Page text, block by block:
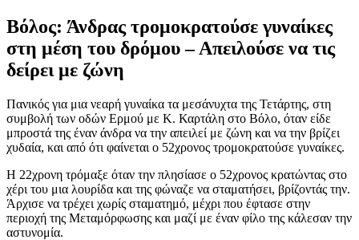
Βόλος: Άνδρας τρομοκρατούσε γυναίκες
στη μέση του δρόμου – Απειλούσε να τις
δείρει με ζώνη
Πανικός για μια νεαρή γυναίκα τα μεσάνυχτα της Τετάρτης, στη
συμβολή των οδών Ερμού με Κ. Καρτάλη στο Βόλο, όταν είδε
μπροστά της έναν άνδρα να την απειλεί με ζώνη και να την βρίζει
χυδαία, και από ότι φαίνεται ο 52χρονος τρομοκρατούσε γυναίκες.
Η 22χρονη τρόμαξε όταν την πλησίασε ο 52χρονος κρατώντας στο
χέρι του μια λουρίδα και της φώναζε να σταματήσει, βρίζοντάς την.
Άρχισε να τρέχει χωρίς σταματημό, μέχρι που έφτασε στην
περιοχή της Μεταμόρφωσης και μαζί με έναν φίλο της κάλεσαν την
αστυνομία.